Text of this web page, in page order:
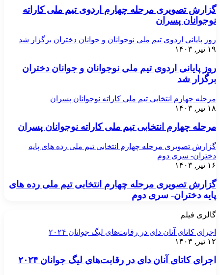
گزارش تصویری مرحله چهارم اردوی تیم ملی کاراته
نوجوانان پسران
روز پایانی اردوی تیم ملی نوجوانان و جوانان دختران برگزار شد
۱۹ تیر, ۱۴۰۳
روز پایانی اردوی تیم ملی نوجوانان و جوانان دختران
برگزار شد
مرحله چهارم انتخابی تیم ملی کاراته نوجوانان پسران
۱۸ تیر, ۱۴۰۳
مرحله چهارم انتخابی تیم ملی کاراته نوجوانان پسران
گزارش تصویری مرحله چهارم انتخابی تیم ملی رده های پایه
دختران- سری دوم
۱۶ تیر, ۱۴۰۳
گزارش تصویری مرحله چهارم انتخابی تیم ملی رده های
پایه دختران- سری دوم
گالری فیلم
اجرای کاتای آنان دای در رقابت‌های لیگ جوانان ۲۰۲۴
۱۲ تیر, ۱۴۰۳
اجرای کاتای آنان دای در رقابت‌های لیگ جوانان ۲۰۲۴